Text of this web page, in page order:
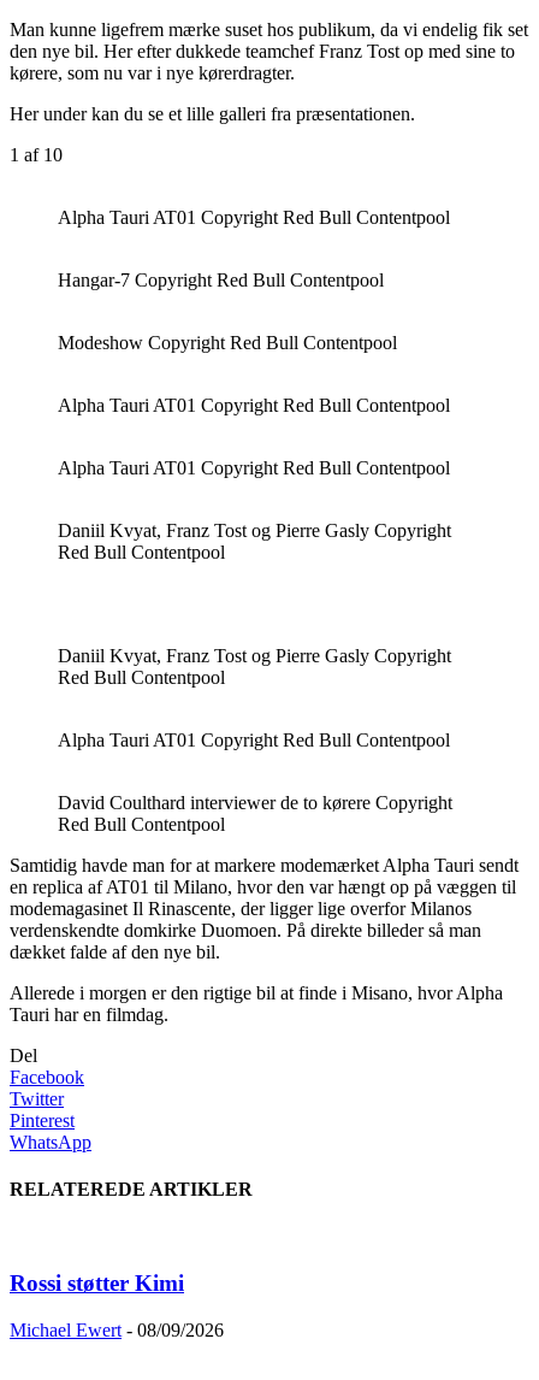
Man kunne ligefrem mærke suset hos publikum, da vi endelig fik set
den nye bil. Her efter dukkede teamchef Franz Tost op med sine to
kørere, som nu var i nye kørerdragter.
Her under kan du se et lille galleri fra præsentationen.
1 af 10
Alpha Tauri AT01 Copyright Red Bull Contentpool
Hangar-7 Copyright Red Bull Contentpool
Modeshow Copyright Red Bull Contentpool
Alpha Tauri AT01 Copyright Red Bull Contentpool
Alpha Tauri AT01 Copyright Red Bull Contentpool
Daniil Kvyat, Franz Tost og Pierre Gasly Copyright
Red Bull Contentpool
Daniil Kvyat, Franz Tost og Pierre Gasly Copyright
Red Bull Contentpool
Alpha Tauri AT01 Copyright Red Bull Contentpool
David Coulthard interviewer de to kørere Copyright
Red Bull Contentpool
Samtidig havde man for at markere modemærket Alpha Tauri sendt
en replica af AT01 til Milano, hvor den var hængt op på væggen til
modemagasinet Il Rinascente, der ligger lige overfor Milanos
verdenskendte domkirke Duomoen. På direkte billeder så man
dækket falde af den nye bil.
Allerede i morgen er den rigtige bil at finde i Misano, hvor Alpha
Tauri har en filmdag.
Del
Facebook
Twitter
Pinterest
WhatsApp
RELATEREDE ARTIKLER
Rossi støtter Kimi
Michael Ewert - 08/09/2026